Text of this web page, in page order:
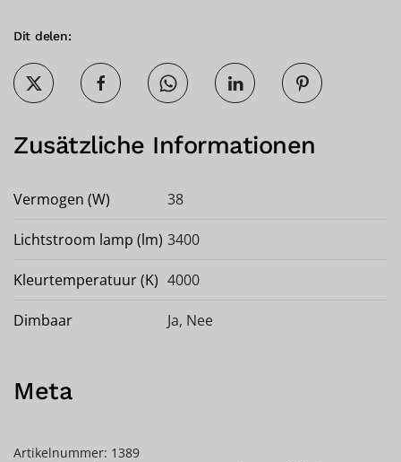
Dit delen:
Zusätzliche Informationen
Vermogen (W) 38
Lichtstroom lamp (lm) 3400
Kleurtemperatuur (K) 4000
Dimbaar Ja, Nee
Meta
Artikelnummer: 1389